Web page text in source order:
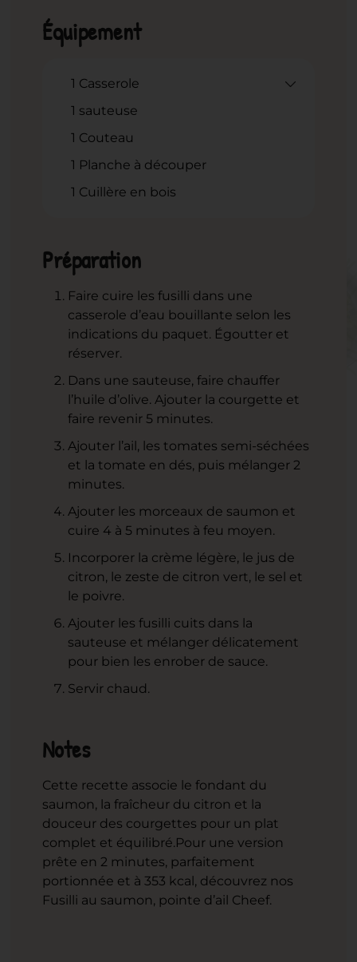
Équipement
1 Casserole
1 sauteuse
1 Couteau
1 Planche à découper
1 Cuillère en bois
Préparation
Faire cuire les fusilli dans une
casserole d’eau bouillante selon les
indications du paquet. Égoutter et
réserver.
Dans une sauteuse, faire chauffer
l’huile d’olive. Ajouter la courgette et
faire revenir 5 minutes.
Ajouter l’ail, les tomates semi-séchées
et la tomate en dés, puis mélanger 2
minutes.
Ajouter les morceaux de saumon et
cuire 4 à 5 minutes à feu moyen.
Incorporer la crème légère, le jus de
citron, le zeste de citron vert, le sel et
le poivre.
Ajouter les fusilli cuits dans la
sauteuse et mélanger délicatement
pour bien les enrober de sauce.
Servir chaud.
Notes
Cette recette associe le fondant du
saumon, la fraîcheur du citron et la
douceur des courgettes pour un plat
complet et équilibré.Pour une version
prête en 2 minutes, parfaitement
portionnée et à 353 kcal, découvrez nos
Fusilli au saumon, pointe d’ail Cheef.